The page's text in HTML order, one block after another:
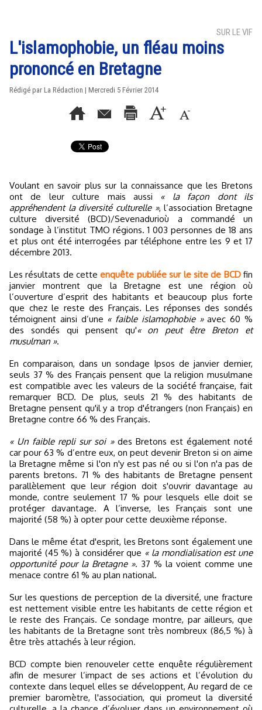
SUR LE VIF
L'islamophobie, un fléau moins
prononcé en Bretagne
Rédigé par La Rédaction | Mercredi 5 Février 2014
Voulant en savoir plus sur la connaissance que les Bretons
ont de leur culture mais aussi « la façon dont ils
appréhendent la diversité culturelle », l’association Bretagne
culture diversité (BCD)/Sevenadurioù a commandé un
sondage à l’institut TMO régions. 1 003 personnes de 18 ans
et plus ont été interrogées par téléphone entre les 9 et 17
décembre 2013.
Les résultats de cetteenquête publiée sur le site de BCDfin
janvier montrent que la Bretagne est une région où
l’ouverture d’esprit des habitants et beaucoup plus forte
que chez le reste des Français. Les réponses des sondés
témoignent ainsi d’une « faible islamophobie »avec 60 %
des sondés qui pensent qu'« on peut être Breton et
musulman ».
En comparaison, dans un sondage Ipsos de janvier dernier,
seuls 37 % des Français pensent que la religion musulmane
est compatible avec les valeurs de la société française, fait
remarquer BCD. De plus, seuls 21 % des habitants de
Bretagne pensent qu'il y a trop d'étrangers (non Français) en
Bretagne contre 66 % des Français.
« Un faible repli sur soi »des Bretons est également noté
car pour 63 % d’entre eux, on peut devenir Breton si on aime
la Bretagne même si l'on n'y est pas né ou si l'on n'a pas de
parents bretons. 71 % des habitants de Bretagne pensent
parallèlement que leur région doit s'ouvrir davantage au
monde, contre seulement 17 % pour lesquels elle doit se
protéger davantage. A l’inverse, les Français sont une
majorité (58 %) à opter pour cette deuxième réponse.
Dans le même état d'esprit, les Bretons sont également une
majorité (45 %) à considérer que « la mondialisation est une
opportunité pour la Bretagne ». 37 % la voient comme une
menace contre 61 % au plan national.
Sur les questions de perception de la diversité, une fracture
est nettement visible entre les habitants de cette région et
le reste des Français. Ce sondage montre, par ailleurs, que
les habitants de la Bretagne sont très nombreux (86,5 %) à
être très attachés à leur région.
BCD compte bien renouveler cette enquête régulièrement
afin de mesurer l’impact de ses actions et l’évolution du
contexte dans lequel elles se développent, Au regard de ce
premier baromètre, l'association, qui promeut la diversité